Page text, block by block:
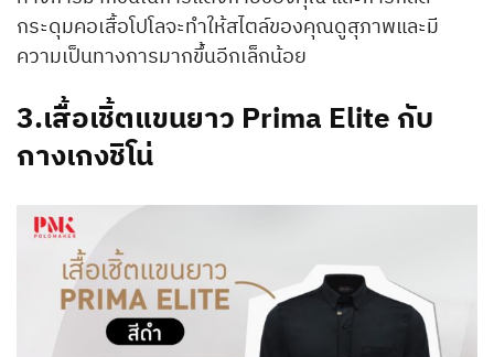
กระดุมคอเสื้อโปโลจะทำให้สไตล์ของคุณดูสุภาพและมี
ความเป็นทางการมากขึ้นอีกเล็กน้อย
3.เสื้อเชิ้ตแขนยาว Prima Elite กับ
กางเกงชิโน่